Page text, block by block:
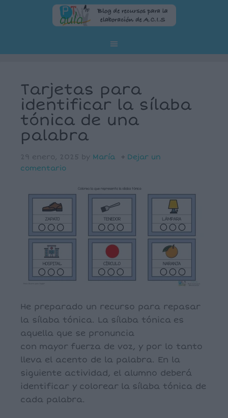
Tarjetas para
identificar la sílaba
tónica de una
palabra
29 enero, 2025 by María
Dejar un
comentario
He preparado un recurso para repasar
la sílaba tónica. La sílaba tónica es
aquella que se pronuncia
con mayor fuerza de voz, y por lo tanto
lleva el acento de la palabra. En la
siguiente actividad, el alumno deberá
identificar y colorear la sílaba tónica de
cada palabra.